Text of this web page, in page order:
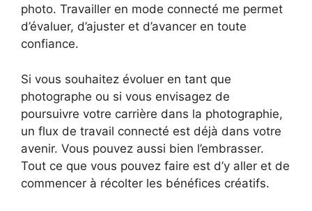
photo. Travailler en mode connecté me permet
d’évaluer, d’ajuster et d’avancer en toute
confiance.
Si vous souhaitez évoluer en tant que
photographe ou si vous envisagez de
poursuivre votre carrière dans la photographie,
un flux de travail connecté est déjà dans votre
avenir. Vous pouvez aussi bien l’embrasser.
Tout ce que vous pouvez faire est d’y aller et de
commencer à récolter les bénéfices créatifs.